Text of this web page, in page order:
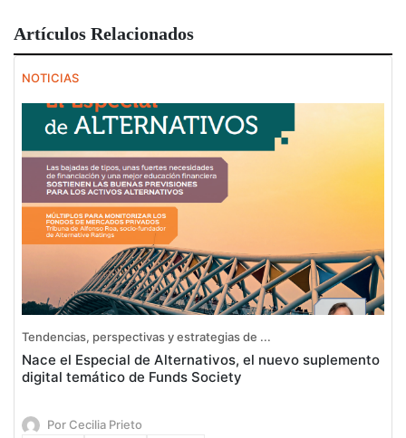
Artículos Relacionados
NOTICIAS
Tendencias, perspectivas y estrategias de ...
Nace el Especial de Alternativos, el nuevo suplemento
digital temático de Funds Society
Por Cecilia Prieto